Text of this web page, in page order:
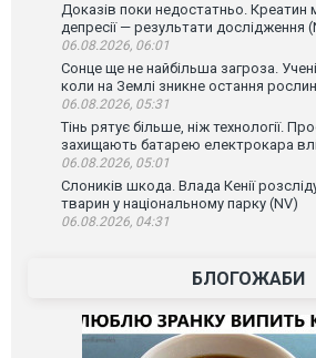
Доказів поки недостатньо.
депресії — результати дослідження
06.08.2026, 06:01
Сонце ще не найбільша загроза.
коли на Землі зникне остання
06.08.2026, 05:31
Тінь рятує більше, ніж технології.
захищають батарею електрокара
06.08.2026, 05:01
Слоників шкода. Влада Кенії
тварин у національному парку (NV)
06.08.2026, 04:31
БЛОГОЖАБИ